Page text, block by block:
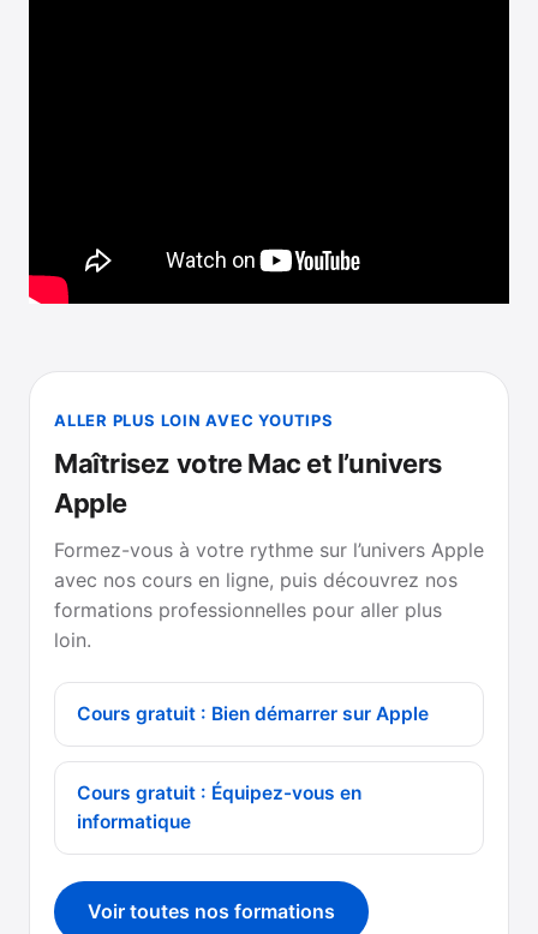
ALLER PLUS LOIN AVEC YOUTIPS
Maîtrisez votre Mac et l’univers
Apple
Formez-vous à votre rythme sur l’univers Apple
avec nos cours en ligne, puis découvrez nos
formations professionnelles pour aller plus
loin.
Cours gratuit : Bien démarrer sur Apple
Cours gratuit : Équipez-vous en
informatique
Voir toutes nos formations